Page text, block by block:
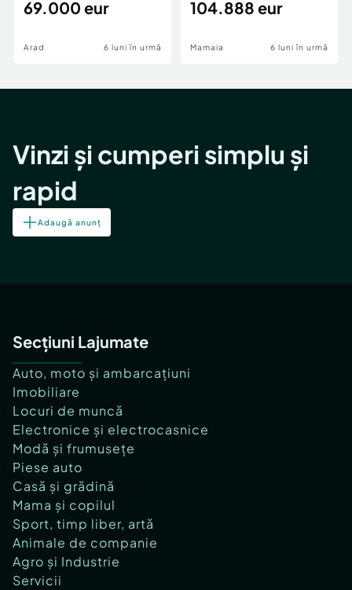
69.000 eur
Arad 6 luni în urmă
cheie,langa Mega
104.888 eur
Mamaia 6 luni în urmă
Vinzi și cumperi simplu și
rapid
Adaugă anunț
Secțiuni Lajumate
Auto, moto și ambarcațiuni
Imobiliare
Locuri de muncă
Electronice și electrocasnice
Modă și frumusețe
Piese auto
Casă și grădină
Mama și copilul
Sport, timp liber, artă
Animale de companie
Agro și Industrie
Servicii